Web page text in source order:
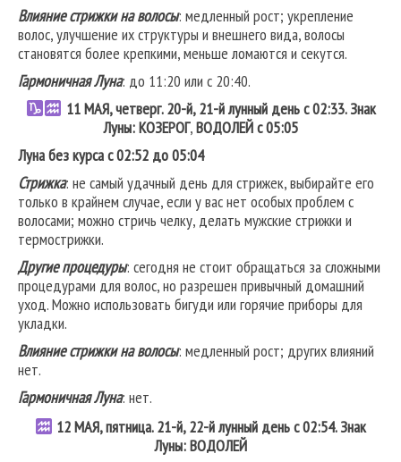
Влияние стрижки на волосы: медленный рост; укрепление
волос, улучшение их структуры и внешнего вида, волосы
становятся более крепкими, меньше ломаются и секутся.
Гармоничная Луна: до 11:20 или с 20:40.
11 МАЯ, четверг. 20-й, 21-й лунный день с 02:33. Знак
Луны: КОЗЕРОГ,ВОДОЛЕЙ с 05:05
Луна без курса с 02:52 до 05:04
Стрижка: не самый удачный день для стрижек, выбирайте его
только в крайнем случае, если у вас нет особых проблем с
волосами; можно стричь челку, делать мужские стрижки и
термострижки.
Другие процедуры: сегодня не стоит обращаться за сложными
процедурами для волос, но разрешен привычный домашний
уход. Можно использовать бигуди или горячие приборы для
укладки.
Влияние стрижки на волосы: медленный рост; других влияний
нет.
Гармоничная Луна: нет.
12 МАЯ, пятница. 21-й, 22-й лунный день с 02:54. Знак
Луны: ВОДОЛЕЙ